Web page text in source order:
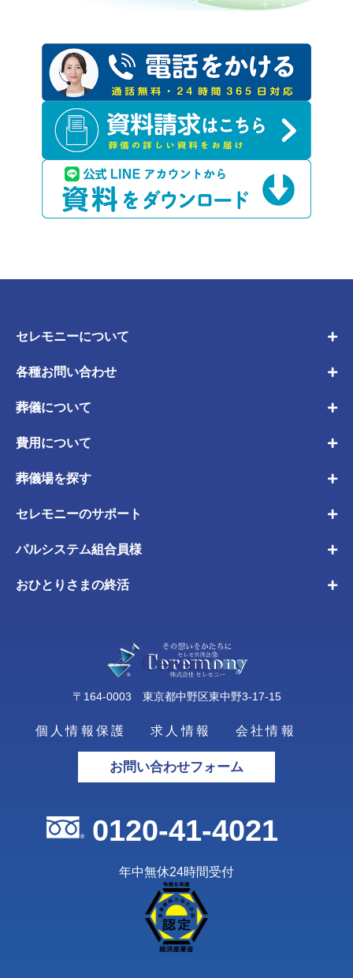
セレモニーについて
各種お問い合わせ
葬儀について
費用について
葬儀場を探す
セレモニーのサポート
パルシステム組合員様
おひとりさまの終活
〒164-0003 東京都中野区東中野3-17-15
個人情報保護 求人情報 会社情報
お問い合わせフォーム
0120-41-4021
年中無休24時間受付